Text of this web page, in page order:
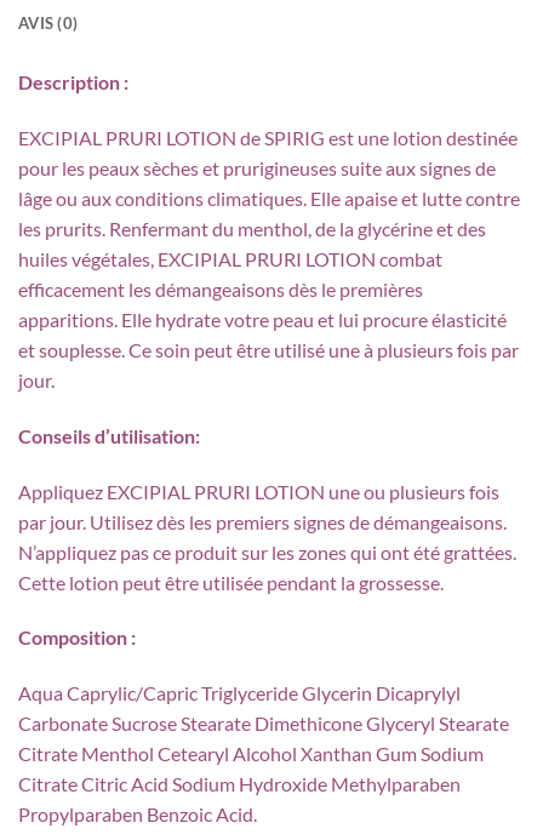
AVIS (0)
Description :
EXCIPIAL PRURI LOTION de SPIRIG est une lotion destinée
pour les peaux sèches et prurigineuses suite aux signes de
lâge ou aux conditions climatiques. Elle apaise et lutte contre
les prurits. Renfermant du menthol, de la glycérine et des
huiles végétales, EXCIPIAL PRURI LOTION combat
efficacement les démangeaisons dès le premières
apparitions. Elle hydrate votre peau et lui procure élasticité
et souplesse. Ce soin peut être utilisé une à plusieurs fois par
jour.
Conseils d’utilisation:
Appliquez EXCIPIAL PRURI LOTION une ou plusieurs fois
par jour. Utilisez dès les premiers signes de démangeaisons.
N’appliquez pas ce produit sur les zones qui ont été grattées.
Cette lotion peut être utilisée pendant la grossesse.
Composition :
Aqua Caprylic/Capric Triglyceride Glycerin Dicaprylyl
Carbonate Sucrose Stearate Dimethicone Glyceryl Stearate
Citrate Menthol Cetearyl Alcohol Xanthan Gum Sodium
Citrate Citric Acid Sodium Hydroxide Methylparaben
Propylparaben Benzoic Acid.